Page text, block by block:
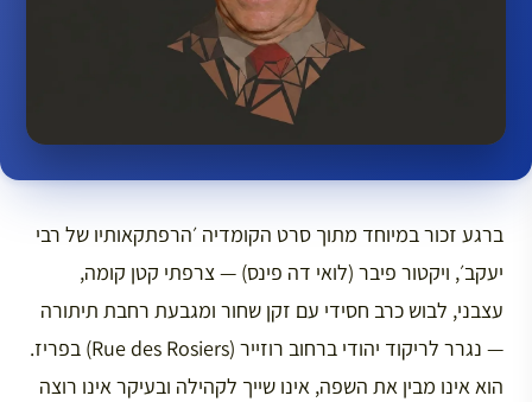
ברגע זכור במיוחד מתוך סרט הקומדיה ׳הרפתקאותיו של רבי
יעקב׳, ויקטור פיבר (לואי דה פינס) — צרפתי קטן קומה,
עצבני, לבוש כרב חסידי עם זקן שחור ומגבעת רחבת תיתורה
— נגרר לריקוד יהודי ברחוב רוזייר (Rue des Rosiers) בפריז.
הוא אינו מבין את השפה, אינו שייך לקהילה ובעיקר אינו רוצה